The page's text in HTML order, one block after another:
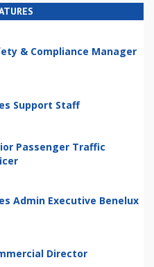
& Compliance Manager
Support Staff
Passenger Traffic
Admin Executive Benelux
Director